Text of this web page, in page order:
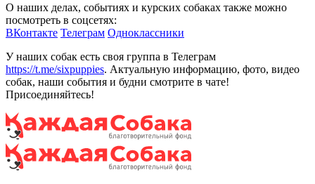
О наших делах, событиях и курских собаках также можно
посмотреть в соцсетях:
ВКонтакте Телеграм Одноклассники
У наших собак есть своя группа в Телеграм
https://t.me/sixpuppies. Актуальную информацию, фото, видео
собак, наши события и будни смотрите в чате!
Присоединяйтесь!